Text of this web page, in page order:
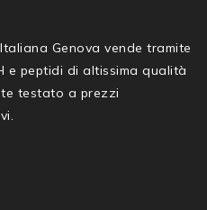
Genova vende tramite
e peptidi di altissima qualità
testato a prezzi